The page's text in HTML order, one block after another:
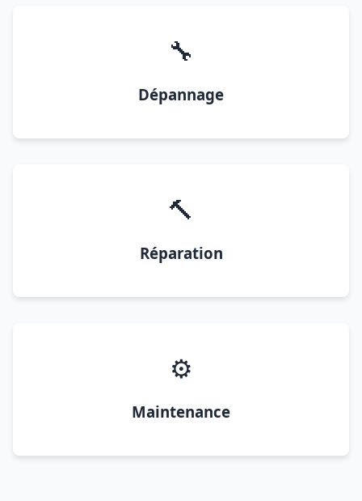
🔧
Dépannage
🔨
Réparation
⚙️
Maintenance